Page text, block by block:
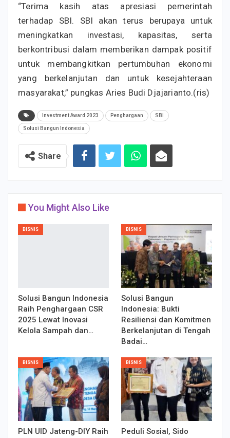
“Terima kasih atas apresiasi pemerintah
terhadap SBI. SBI akan terus berupaya untuk
meningkatkan investasi, kapasitas, serta
berkontribusi dalam memberikan dampak positif
untuk membangkitkan pertumbuhan ekonomi
yang berkelanjutan dan untuk kesejahteraan
masyarakat,” pungkas Aries Budi Djajarianto.(ris)
Investment Award 2023 Penghargaan SBI
Solusi Bangun Indonesia
Share
You Might Also Like
BISNIS
Solusi Bangun Indonesia
Raih Penghargaan CSR
2025 Lewat Inovasi
Kelola Sampah dan…
BISNIS
Solusi Bangun
Indonesia: Bukti
Resiliensi dan Komitmen
Berkelanjutan di Tengah
Badai…
BISNIS
PLN UID Jateng-DIY Raih
BISNIS
Peduli Sosial, Sido